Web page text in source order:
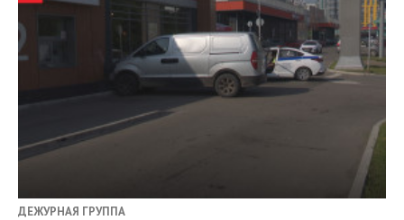
ДЕЖУРНАЯ ГРУППА